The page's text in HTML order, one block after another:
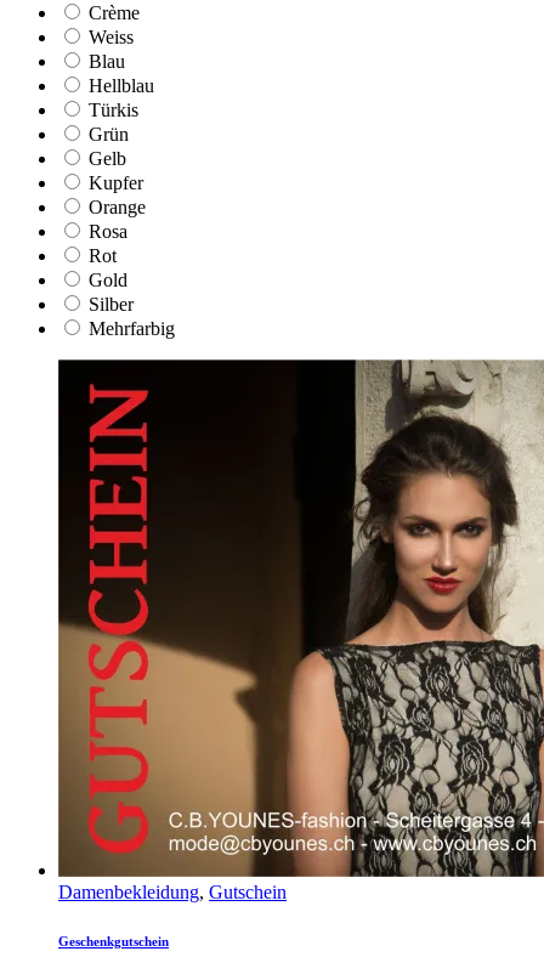
Crème
Weiss
Blau
Hellblau
Türkis
Grün
Gelb
Kupfer
Orange
Rosa
Rot
Gold
Silber
Mehrfarbig
Damenbekleidung, Gutschein
Geschenkgutschein